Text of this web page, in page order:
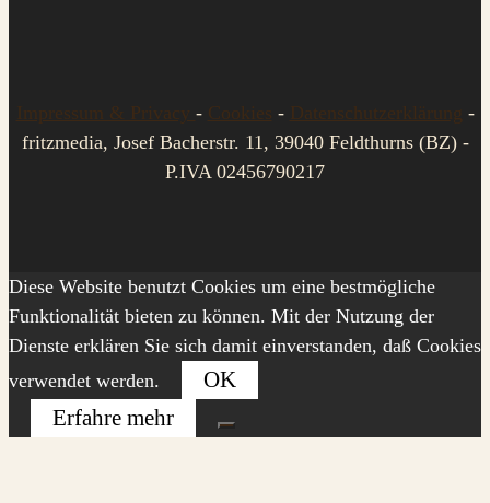
Impressum & Privacy - Cookies - Datenschutzerklärung -
fritzmedia, Josef Bacherstr. 11, 39040 Feldthurns (BZ) -
P.IVA 02456790217
Diese Website benutzt Cookies um eine bestmögliche
Funktionalität bieten zu können. Mit der Nutzung der
Dienste erklären Sie sich damit einverstanden, daß Cookies
verwendet werden.
OK
Erfahre mehr